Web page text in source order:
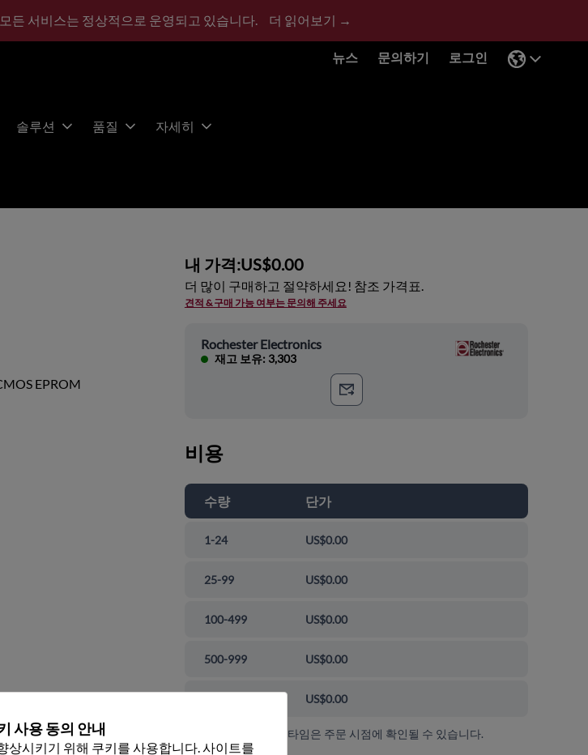
든 서비스는 정상적으로 운영되고 있습니다. 더 읽어보기 →
뉴스 문의하기 로그인
솔루션 품질 자세히
EPROM
내 가격:US$0.00
더 많이 구매하고 절약하세요! 참조 가격표.
견적 & 구매 가능 여부는 문의해 주세요
Rochester Electronics
재고 보유: 3,303
비용
수량 단가
1-24 US$0.00
25-99 US$0.00
100-499 US$0.00
500-999 US$0.00
US$0.00
가격, 가용성 및 리드 타임은 주문 시점에 확인될 수 있습니다.
사용 동의 안내
상시키기 위해 쿠키를 사용합니다. 사이트를